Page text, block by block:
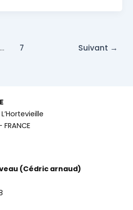
… 7 Suivant →
(Cédric arnaud)